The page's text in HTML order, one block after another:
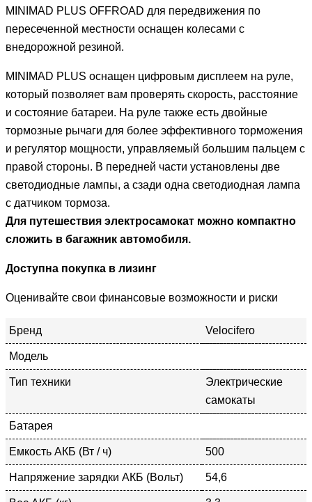
MINIMAD PLUS OFFROAD для передвижения по
пересеченной местности оснащен колесами с
внедорожной резиной.
MINIMAD PLUS оснащен цифровым дисплеем на руле,
который позволяет вам проверять скорость, расстояние
и состояние батареи. На руле также есть двойные
тормозные рычаги для более эффективного торможения
и регулятор мощности, управляемый большим пальцем с
правой стороны. В передней части установлены две
светодиодные лампы, а сзади одна светодиодная лампа
с датчиком тормоза.
Для путешествия электросамокат можно компактно
сложить в багажник автомобиля.
Доступна покупка в лизинг
Оценивайте свои финансовые возможности и риски
Бренд Velocifero
Модель
Тип техники
Электрические
самокаты
Батарея
Емкость АКБ (Вт / ч) 500
Напряжение зарядки АКБ (Вольт) 54,6